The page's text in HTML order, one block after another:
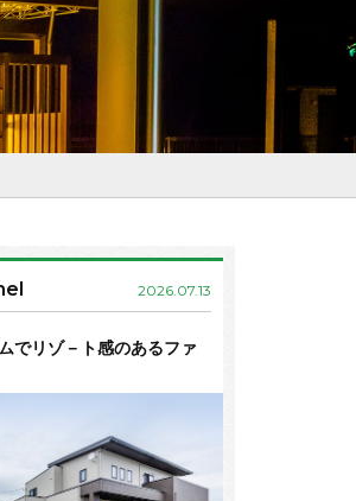
2026.07.13
でリゾ－ト感のあるファ